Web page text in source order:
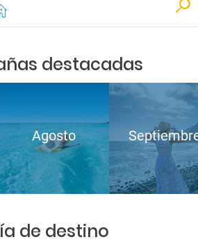
destacadas
Agosto
de destino